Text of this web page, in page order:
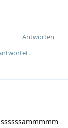
Antworten